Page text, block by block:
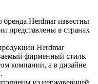
Herdmar известны
представлены в странах
Herdmar
фирменный стиль.
компании, а в дизайне